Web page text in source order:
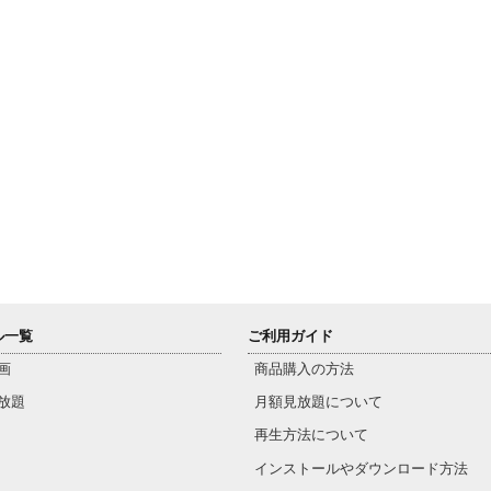
一覧
題
ご利用ガイド
商品購入の方法
月額見放題について
再生方法について
インストールやダウンロード方法